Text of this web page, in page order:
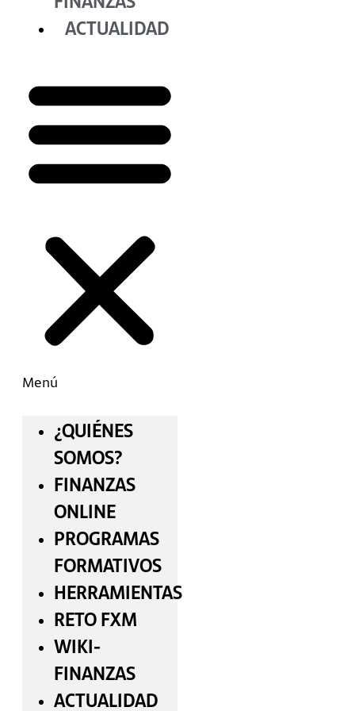
ACTUALIDAD
Menú
¿QUIÉNES
SOMOS?
FINANZAS
ONLINE
PROGRAMAS
FORMATIVOS
HERRAMIENTAS
RETO FXM
WIKI-
FINANZAS
ACTUALIDAD